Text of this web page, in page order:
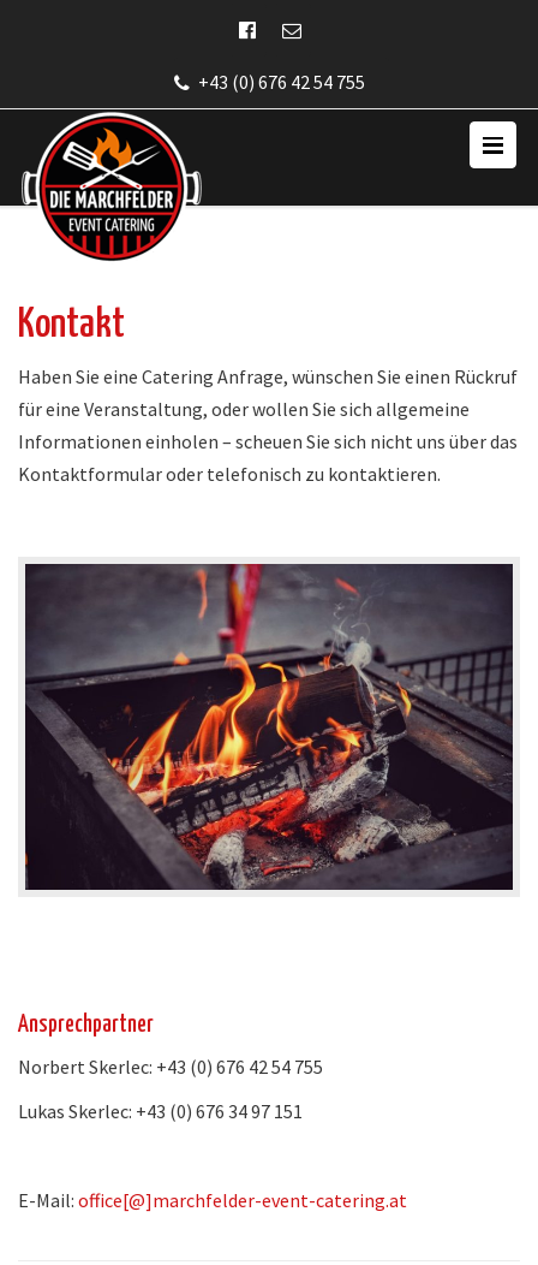
+43 (0) 676 42 54 755
Kontakt
Haben Sie eine Catering Anfrage, wünschen Sie einen Rückruf
für eine Veranstaltung, oder wollen Sie sich allgemeine
Informationen einholen – scheuen Sie sich nicht uns über das
Kontaktformular oder telefonisch zu kontaktieren.
Ansprechpartner
Norbert Skerlec: +43 (0) 676 42 54 755
Lukas Skerlec: +43 (0) 676 34 97 151
E-Mail: office[@]marchfelder-event-catering.at